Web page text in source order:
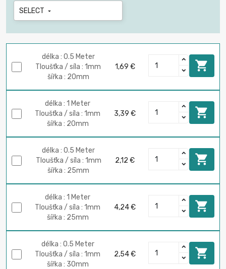
SELECT 
délka : 0.5 Meter
Tloušťka / síla : 1mm
šířka : 20mm
1,69 € 
délka : 1 Meter
Tloušťka / síla : 1mm
šířka : 20mm
3,39 € 
délka : 0.5 Meter
Tloušťka / síla : 1mm
šířka : 25mm
2,12 € 
délka : 1 Meter
Tloušťka / síla : 1mm
šířka : 25mm
4,24 € 
délka : 0.5 Meter
Tloušťka / síla : 1mm
šířka : 30mm
2,54 € 